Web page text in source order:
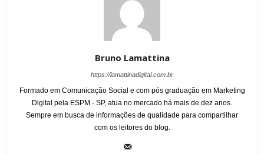
Bruno Lamattina
https://lamattinadigital.com.br
Formado em Comunicação Social e com pós graduação em Marketing
Digital pela ESPM - SP, atua no mercado há mais de dez anos.
Sempre em busca de informações de qualidade para compartilhar
com os leitores do blog.